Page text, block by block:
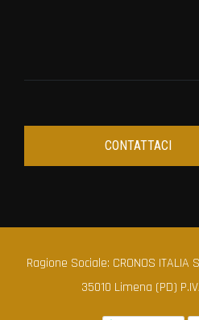
Ragione Sociale: CRONOS
35010 Limena (PD)